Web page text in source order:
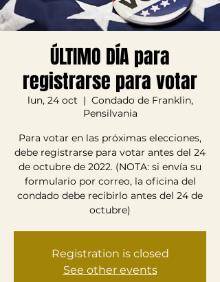
ÚLTIMO DÍA para
registrarse para votar
lun, 24 oct
  |
Condado de Franklin,
Pensilvania
Para votar en las próximas elecciones,
debe registrarse para votar antes del 24
de octubre de 2022. (NOTA: si envía su
formulario por correo, la oficina del
condado debe recibirlo antes del 24 de
octubre)
Registration is closed
See other events